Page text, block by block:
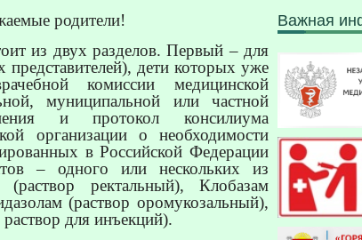
родители!
из двух разделов. Первый – для
представителей), дети которых уже
комиссии медицинской
муниципальной или частной
и протокол консилиума
организации о необходимости
в Российской Федерации
– одного или нескольких из
ректальный), Клобазам
(раствор оромукозальный),
для инъекций).
Важная